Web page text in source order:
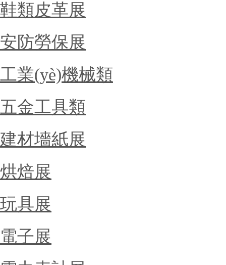
鞋類皮革展
安防勞保展
工業(yè)機械類
五金工具類
建材墻紙展
烘焙展
玩具展
電子展